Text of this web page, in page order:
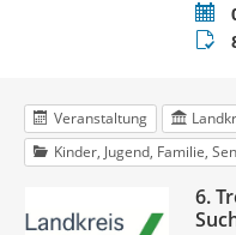
Veranstaltung
Kinder, Jugend, Familie,
6.